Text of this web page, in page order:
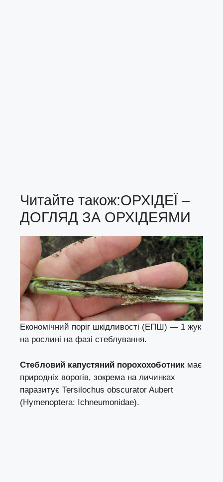
Читайте також:ОРХІДЕЇ –
ДОГЛЯД ЗА ОРХІДЕЯМИ
Економічний поріг шкідливості (ЕПШ) — 1 жук
на рослині на фазі стеблування.
Стебловий капустяний порохохоботник має
природніх ворогів, зокрема на личинках
паразитує Tersilochus obscurator Aubert
(Hymenoptera: Ichneumonidae).